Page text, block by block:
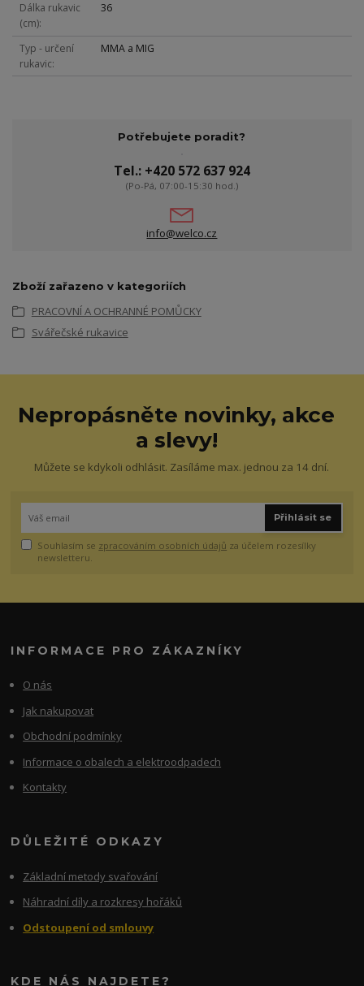
Dálka rukavic
(cm)
36
Typ - určení
rukavic
MMA a MIG
Potřebujete poradit?
Tel.: +420 572 637 924
(Po-Pá, 07:00-15:30 hod.)
info@welco.cz
Zboží zařazeno v kategoriích
PRACOVNÍ A OCHRANNÉ POMŮCKY
Svářečské rukavice
Nepropásněte novinky, akce
a slevy!
Můžete se kdykoli odhlásit. Zasíláme max. jednou za 14 dní.
Přihlásit se
Souhlasím se zpracováním osobních údajů za účelem rozesílky
newsletteru.
INFORMACE PRO ZÁKAZNÍKY
O nás
Jak nakupovat
Obchodní podmínky
Informace o obalech a elektroodpadech
Kontakty
DŮLEŽITÉ ODKAZY
Základní metody svařování
Náhradní díly a rozkresy hořáků
Odstoupení od smlouvy
KDE NÁS NAJDETE?